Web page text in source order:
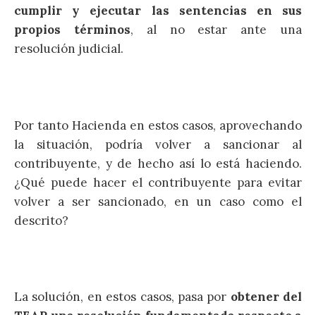
cumplir y ejecutar las sentencias en sus
propios términos, al no estar ante una
resolución judicial.
Por tanto Hacienda en estos casos, aprovechando
la situación, podría volver a sancionar al
contribuyente, y de hecho así lo está haciendo.
¿Qué puede hacer el contribuyente para evitar
volver a ser sancionado, en un caso como el
descrito?
La solución, en estos casos, pasa por obtener del